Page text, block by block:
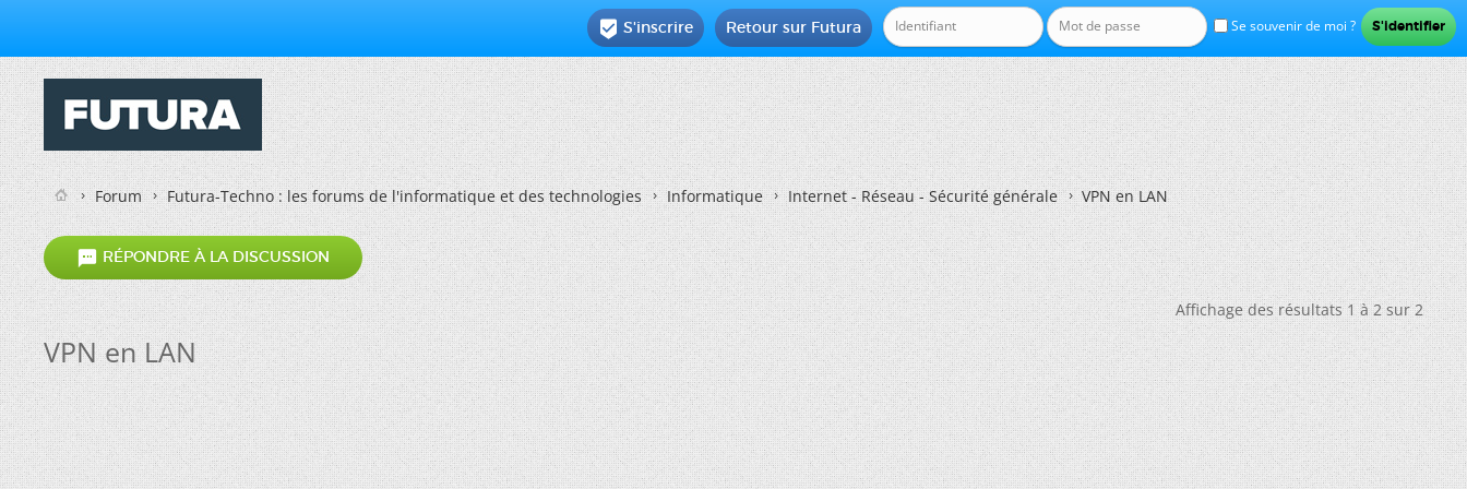
Se souvenir de moi ?
Retour sur Futura
 S'inscrire
Forum Futura-Techno : les forums de l'informatique et des technologies Informatique Internet - Réseau - Sécurité générale VPN en LAN
 RÉPONDRE À LA DISCUSSION
Affichage des résultats 1 à 2 sur 2
VPN en LAN